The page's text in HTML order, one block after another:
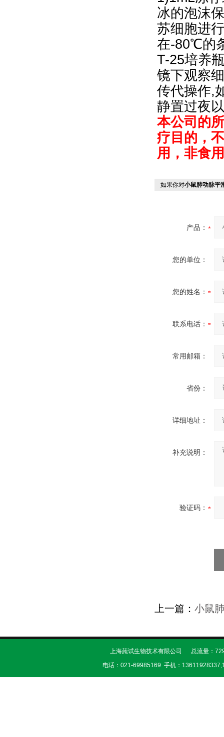
冰的泡沫
苏细胞进
在-80℃的
T-25培养
镜下观察
传代操作,
静置过夜
本公司的
疗目的，
用，非食用
如果你对小鼠肺动脉平
产品：
您的单位：
您的姓名：
联系电话：
常用邮箱：
省份：
详细地址：
补充说明：
验证码：
上一篇： 小鼠
上海莼试生物技术有限公司 总流量：
电话：021-69985169 手机：